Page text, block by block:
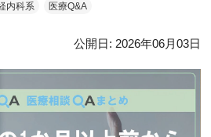
内科系 医療Q&A
公開日: 2026年06月03日